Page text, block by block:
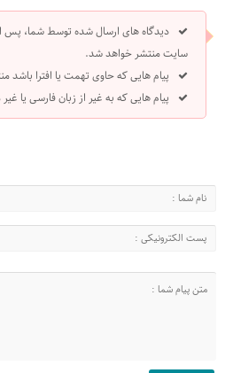
دیدگاه های ارسال شده توسط شما، پس
سایت منتشر خواهد شد.
پیام هایی که حاوی تهمت یا افترا باشد
پیام هایی که به غیر از زبان فارسی یا